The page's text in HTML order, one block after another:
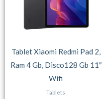
Tablet Xiaomi Redmi Pad 2,
Ram 4 Gb, Disco128 Gb 11″
Wifi
Tablets